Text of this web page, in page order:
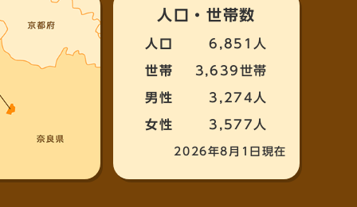
人口・世帯数
人口 6,851人
世帯 3,639世帯
男性 3,274人
女性 3,577人
2026年8月1日現在